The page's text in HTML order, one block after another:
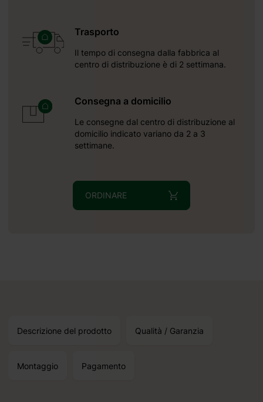
Trasporto
Il tempo di consegna dalla fabbrica al
centro di distribuzione è di 2 settimana.
Consegna a domicilio
Le consegne dal centro di distribuzione al
domicilio indicato variano da 2 a 3
settimane.
ORDINARE
Descrizione del prodotto Qualità / Garanzia
Montaggio Pagamento